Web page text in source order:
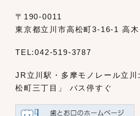
〒190-0011
東京都立川市高松町3-16-1 高
TEL:042-519-3787
JR立川駅・多摩モノレール立川
松町三丁目」 バス停すぐ